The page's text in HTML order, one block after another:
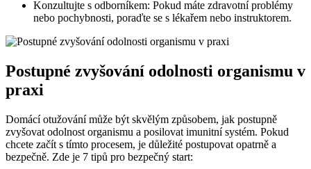
Konzultujte s odborníkem: Pokud máte zdravotní problémy
nebo pochybnosti, poraďte se s lékařem nebo instruktorem.
Postupné zvyšování odolnosti organismu v
praxi
Domácí otužování může být skvělým způsobem, jak postupně
zvyšovat odolnost organismu a posilovat imunitní systém. Pokud
chcete začít s tímto procesem, je důležité postupovat opatrně a
bezpečně. Zde je 7 tipů pro bezpečný start: